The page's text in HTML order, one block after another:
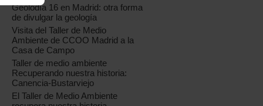
Geolodía 16 en Madrid: otra forma
de divulgar la geología
Visita del Taller de Medio
Ambiente de CCOO Madrid a la
Casa de Campo
Taller de medio ambiente
Recuperando nuestra historia:
Canencia-Bustarviejo
El Taller de Medio Ambiente